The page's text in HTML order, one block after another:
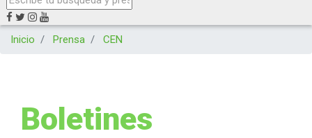
Inicio Prensa CEN
Boletines